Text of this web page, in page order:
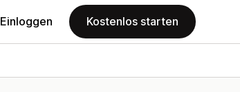
Einloggen Kostenlos starten